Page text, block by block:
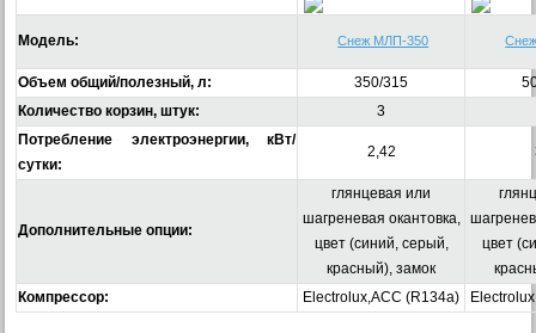
Модель: Снеж МЛП-350
Объем общий/полезный, л: 350/315
Количество корзин, штук:
3
Потребление электроэнергии, кВт/
сутки:
2,42
Дополнительные опции:
глянцевая или
шагреневая окантовка,
цвет (синий, серый,
красный), замок
цвет
Компрессор:
Electrolux,ACC (R134a)